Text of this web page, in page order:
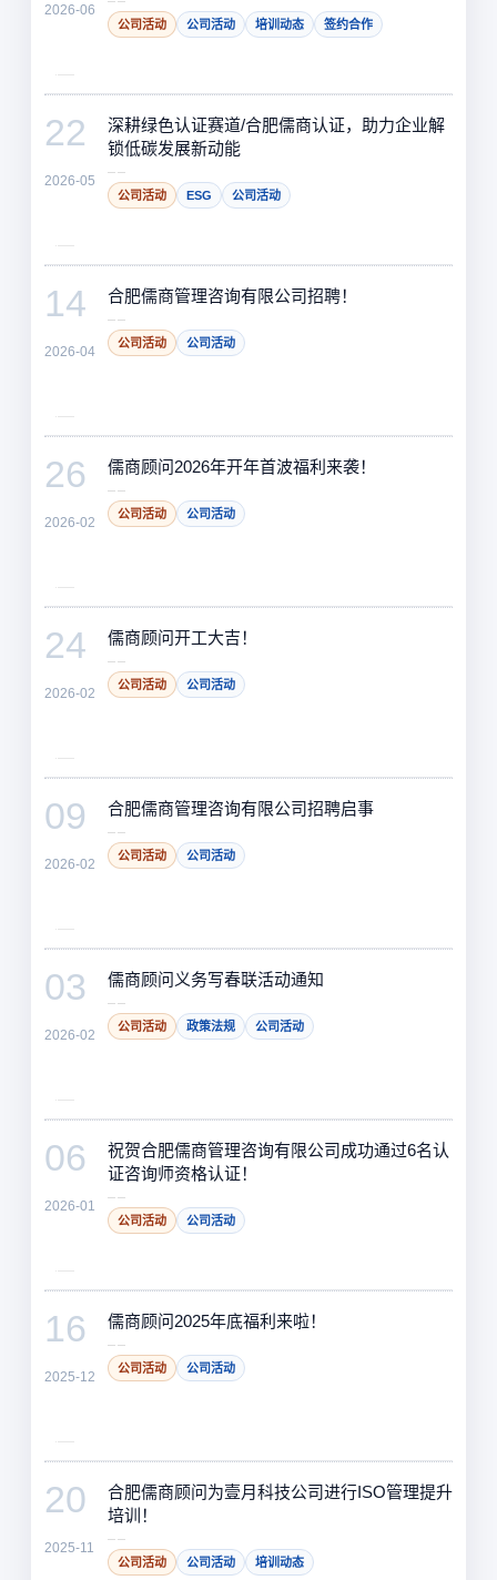
2026-06
公司活动 公司活动 培训动态 签约合作
22
2026-05
深耕绿色认证赛道/合肥儒商认证，助力企业解
锁低碳发展新动能
公司活动 ESG 公司活动
14
2026-04
合肥儒商管理咨询有限公司招聘！
公司活动 公司活动
26
2026-02
儒商顾问2026年开年首波福利来袭！
公司活动 公司活动
24
2026-02
儒商顾问开工大吉！
公司活动 公司活动
09
2026-02
合肥儒商管理咨询有限公司招聘启事
公司活动 公司活动
03
2026-02
儒商顾问义务写春联活动通知
公司活动 政策法规 公司活动
06
2026-01
祝贺合肥儒商管理咨询有限公司成功通过6名认
证咨询师资格认证！
公司活动 公司活动
16
2025-12
儒商顾问2025年底福利来啦！
公司活动 公司活动
20
2025-11
合肥儒商顾问为壹月科技公司进行ISO管理提升
培训！
公司活动 公司活动 培训动态